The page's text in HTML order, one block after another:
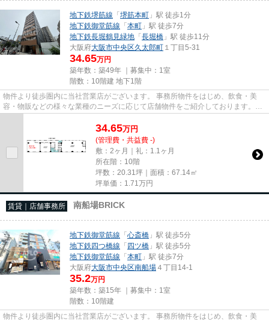
地下鉄堺筋線 「堺筋本町 」駅 徒歩1分
地下鉄御堂筋線 「本町 」駅 徒歩7分
地下鉄長堀鶴見緑地 「長堀橋 」駅 徒歩11分
大阪府大阪市中央区久太郎町 １丁目5-31
34.65万円
築年数：築49年 ｜募集中： 1室
階数：10階建 地下1階
物件より徒歩圏内に当社営業店がございます。 事務所物件をはじめ、飲食・美
容・物販などの様々な業種のニーズに応じて店舗物件をご紹介しております。
尚、弊社ではおとり広告は一切...
34.65万円
(管理費・共益費 -)
敷：2ヶ月｜礼：1.1ヶ月
所在階：10階
坪数：20.31坪｜面積：67.14㎡
坪単価： 1.71 万円
賃貸｜店舗事務所 南船場BRICK
地下鉄御堂筋線 「心斎橋 」駅 徒歩5分
地下鉄四つ橋線 「四ツ橋 」駅 徒歩5分
地下鉄御堂筋線 「本町 」駅 徒歩7分
大阪府大阪市中央区南船場 ４丁目14-1
35.2万円
築年数：築15年 ｜募集中： 1室
階数：10階建
物件より徒歩圏内に当社営業店がございます。 事務所物件をはじめ、飲食・美